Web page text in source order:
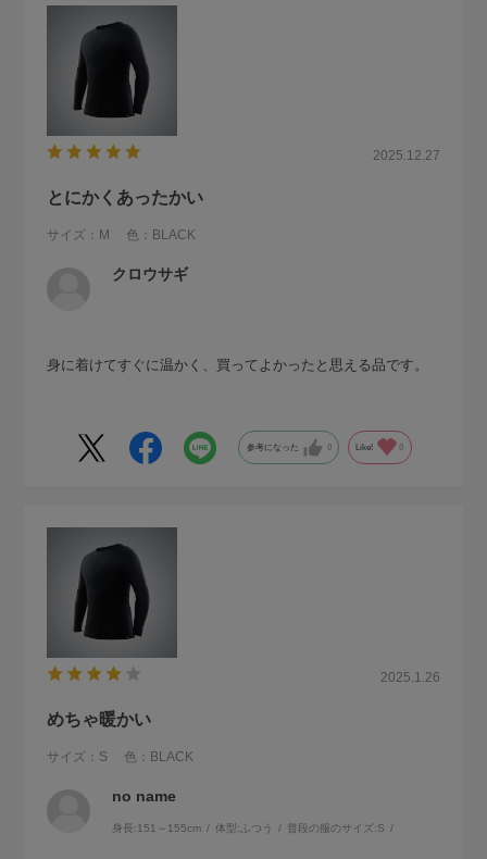
2025.12.27
とにかくあったかい
サイズ：M 色：BLACK
クロウサギ
身に着けてすぐに温かく、買ってよかったと思える品です。
参考になった 0 Like! 0
2025.1.26
めちゃ暖かい
サイズ：S 色：BLACK
no name
身長:151～155cm 体型:ふつう 普段の服のサイズ:S